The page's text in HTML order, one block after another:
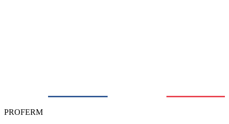
PROFERM